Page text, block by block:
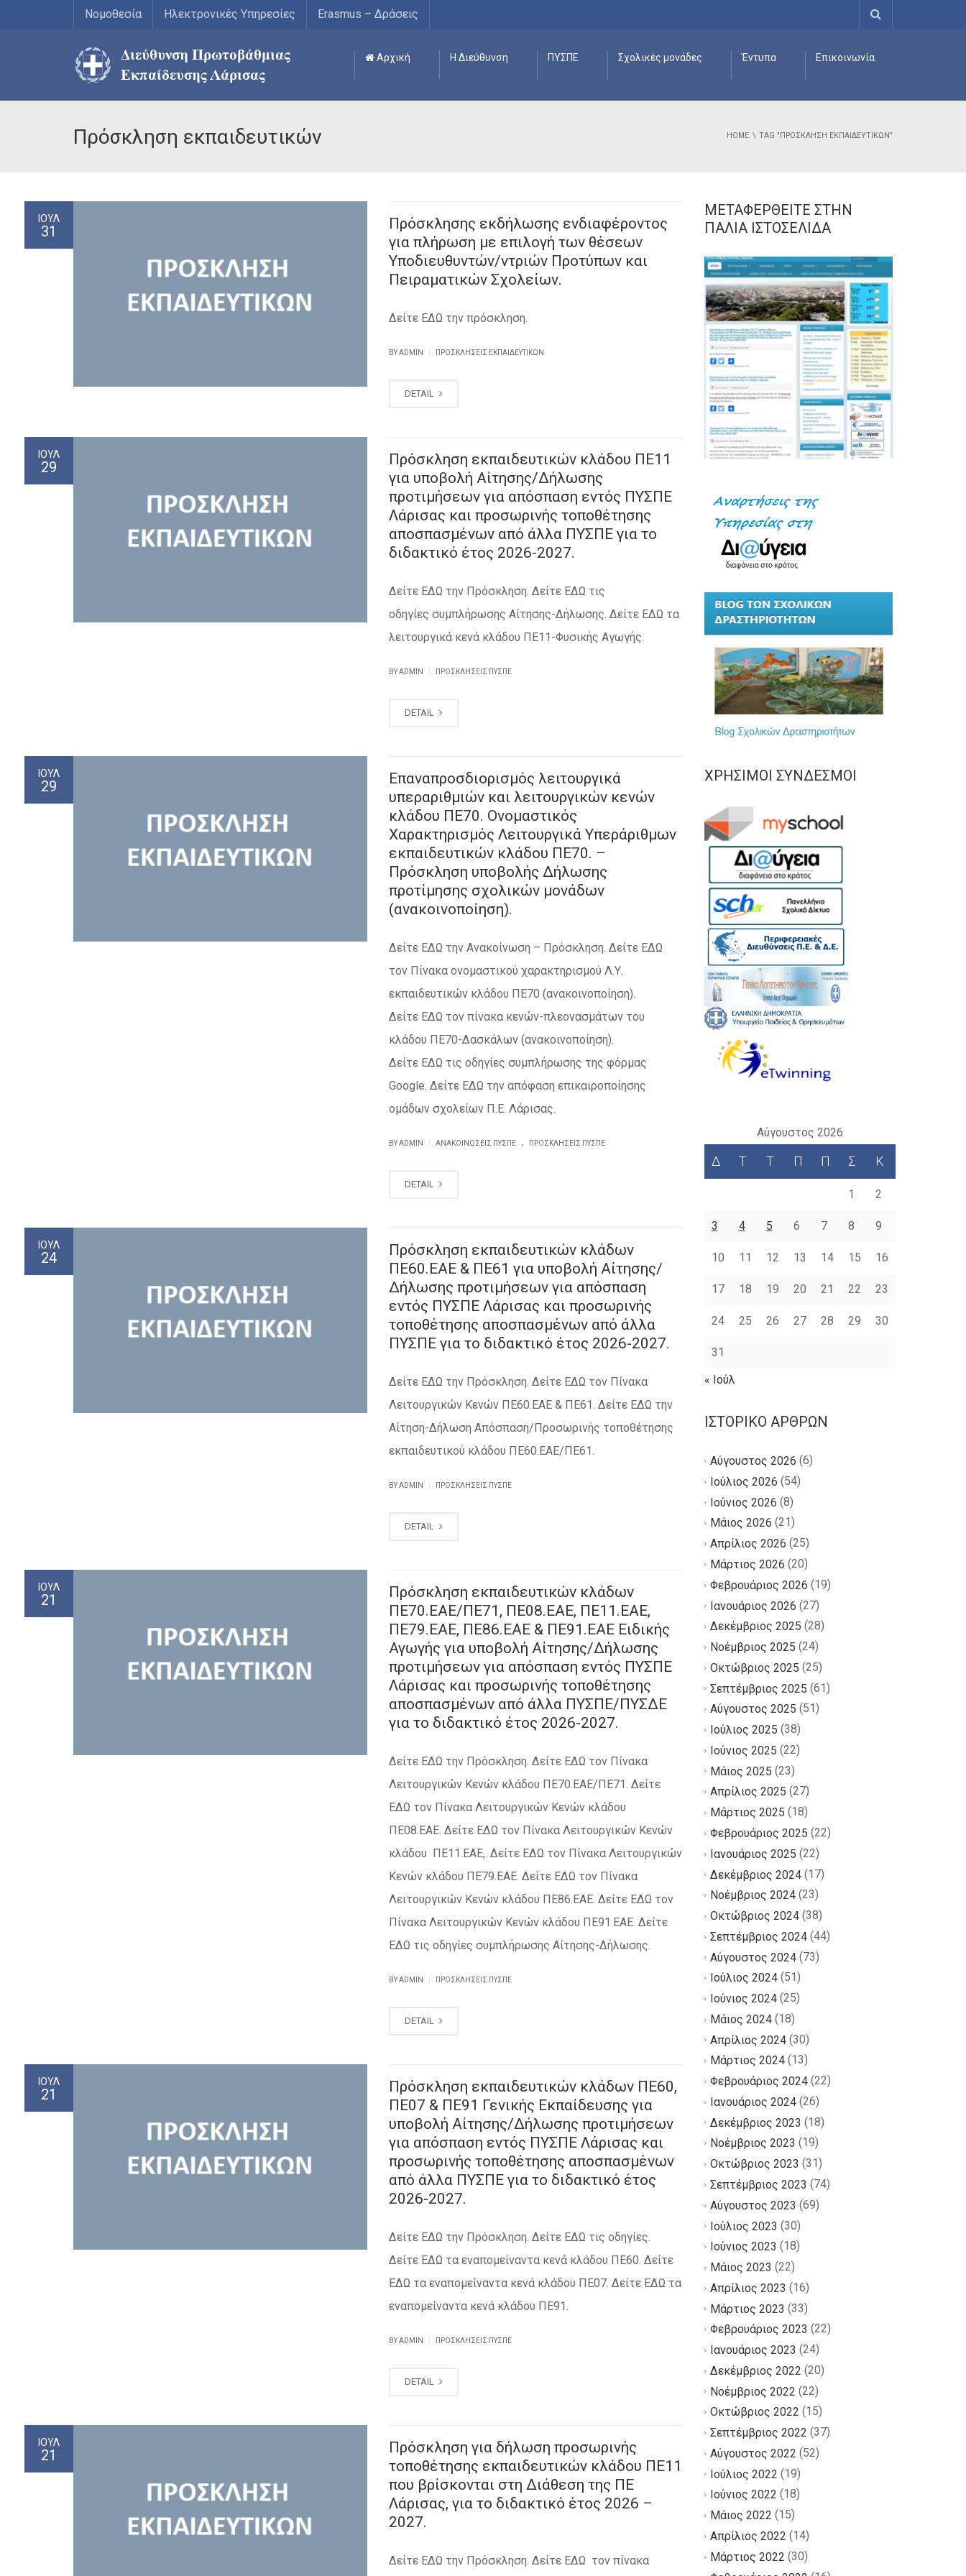
Νομοθεσία Ηλεκτρονικές Υπηρεσίες Erasmus – Δράσεις
Αρχική Η Διεύθυνση ΠΥΣΠΕ Σχολικές μονάδες Έντυπα Επικοινωνία
Πρόσκληση εκπαιδευτικών HOME TAG "ΠΡΌΣΚΛΗΣΗ ΕΚΠΑΙΔΕΥΤΙΚΏΝ"
ΙΟΎΛ
31
Πρόσκλησης εκδήλωσης ενδιαφέροντος
για πλήρωση με επιλογή των θέσεων
Υποδιευθυντών/ντριών Προτύπων και
Πειραματικών Σχολείων.
Δείτε ΕΔΩ την πρόσκληση.
BY ADMIN ΠΡΟΣΚΛΗΣΕΙΣ ΕΚΠΑΙΔΕΥΤΙΚΏΝ
DETAIL
ΙΟΎΛ
29
Πρόσκληση εκπαιδευτικών κλάδου ΠΕ11
για υποβολή Αίτησης/Δήλωσης
προτιμήσεων για απόσπαση εντός ΠΥΣΠΕ
Λάρισας και προσωρινής τοποθέτησης
αποσπασμένων από άλλα ΠΥΣΠΕ για το
διδακτικό έτος 2026-2027.
Δείτε ΕΔΩ την Πρόσκληση. Δείτε ΕΔΩ τις
οδηγίες συμπλήρωσης Αίτησης-Δήλωσης. Δείτε ΕΔΩ τα
λειτουργικά κενά κλάδου ΠΕ11-Φυσικής Αγωγής.
BY ADMIN ΠΡΟΣΚΛΉΣΕΙΣ ΠΥΣΠΕ
DETAIL
ΙΟΎΛ
29
Επαναπροσδιορισμός λειτουργικά
υπεραριθμιών και λειτουργικών κενών
κλάδου ΠΕ70. Ονομαστικός
Χαρακτηρισμός Λειτουργικά Υπεράριθμων
εκπαιδευτικών κλάδου ΠΕ70. –
Πρόσκληση υποβολής Δήλωσης
προτίμησης σχολικών μονάδων
(ανακοινοποίηση).
Δείτε ΕΔΩ την Ανακοίνωση – Πρόσκληση. Δείτε ΕΔΩ
τον Πίνακα ονομαστικού χαρακτηρισμού Λ.Υ.
εκπαιδευτικών κλάδου ΠΕ70 (ανακοινοποίηση).
Δείτε ΕΔΩ τον πίνακα κενών-πλεονασμάτων του
κλάδου ΠΕ70-Δασκάλων (ανακοινοποίηση).
Δείτε ΕΔΩ τις οδηγίες συμπλήρωσης της φόρμας
Google. Δείτε ΕΔΩ την απόφαση επικαιροποίησης
ομάδων σχολείων Π.Ε. Λάρισας.
BY ADMIN ΑΝΑΚΟΙΝΏΣΕΙΣ ΠΥΣΠΕ . ΠΡΟΣΚΛΉΣΕΙΣ ΠΥΣΠΕ
DETAIL
ΙΟΎΛ
24
Πρόσκληση εκπαιδευτικών κλάδων
ΠΕ60.ΕΑΕ & ΠΕ61 για υποβολή Αίτησης/
Δήλωσης προτιμήσεων για απόσπαση
εντός ΠΥΣΠΕ Λάρισας και προσωρινής
τοποθέτησης αποσπασμένων από άλλα
ΠΥΣΠΕ για το διδακτικό έτος 2026-2027.
Δείτε ΕΔΩ την Πρόσκληση. Δείτε ΕΔΩ τον Πίνακα
Λειτουργικών Κενών ΠΕ60.ΕΑΕ & ΠΕ61. Δείτε ΕΔΩ την
Αίτηση-Δήλωση Απόσπαση/Προσωρινής τοποθέτησης
εκπαιδευτικού κλάδου ΠΕ60.ΕΑΕ/ΠΕ61.
BY ADMIN ΠΡΟΣΚΛΉΣΕΙΣ ΠΥΣΠΕ
DETAIL
ΙΟΎΛ
21
Πρόσκληση εκπαιδευτικών κλάδων
ΠΕ70.ΕΑΕ/ΠΕ71, ΠΕ08.ΕΑΕ, ΠΕ11.ΕΑΕ,
ΠΕ79.ΕΑΕ, ΠΕ86.ΕΑΕ & ΠΕ91.ΕΑΕ Ειδικής
Αγωγής για υποβολή Αίτησης/Δήλωσης
προτιμήσεων για απόσπαση εντός ΠΥΣΠΕ
Λάρισας και προσωρινής τοποθέτησης
αποσπασμένων από άλλα ΠΥΣΠΕ/ΠΥΣΔΕ
για το διδακτικό έτος 2026-2027.
Δείτε ΕΔΩ την Πρόσκληση. Δείτε ΕΔΩ τον Πίνακα
Λειτουργικών Κενών κλάδου ΠΕ70.ΕΑΕ/ΠΕ71. Δείτε
ΕΔΩ τον Πίνακα Λειτουργικών Κενών κλάδου
ΠΕ08.ΕΑΕ. Δείτε ΕΔΩ τον Πίνακα Λειτουργικών Κενών
κλάδου ΠΕ11.ΕΑΕ,. Δείτε ΕΔΩ τον Πίνακα Λειτουργικών
Κενών κλάδου ΠΕ79.ΕΑΕ. Δείτε ΕΔΩ τον Πίνακα
Λειτουργικών Κενών κλάδου ΠΕ86.ΕΑΕ. Δείτε ΕΔΩ τον
Πίνακα Λειτουργικών Κενών κλάδου ΠΕ91.ΕΑΕ. Δείτε
ΕΔΩ τις οδηγίες συμπλήρωσης Αίτησης-Δήλωσης.
BY ADMIN ΠΡΟΣΚΛΉΣΕΙΣ ΠΥΣΠΕ
DETAIL
ΙΟΎΛ
21
Πρόσκληση εκπαιδευτικών κλάδων ΠΕ60,
ΠΕ07 & ΠΕ91 Γενικής Εκπαίδευσης για
υποβολή Αίτησης/Δήλωσης προτιμήσεων
για απόσπαση εντός ΠΥΣΠΕ Λάρισας και
προσωρινής τοποθέτησης αποσπασμένων
από άλλα ΠΥΣΠΕ για το διδακτικό έτος
2026-2027.
Δείτε ΕΔΩ την Πρόσκληση. Δείτε ΕΔΩ τις οδηγίες.
Δείτε ΕΔΩ τα εναπομείναντα κενά κλάδου ΠΕ60. Δείτε
ΕΔΩ τα εναπομείναντα κενά κλάδου ΠΕ07. Δείτε ΕΔΩ τα
εναπομείναντα κενά κλάδου ΠΕ91.
BY ADMIN ΠΡΟΣΚΛΉΣΕΙΣ ΠΥΣΠΕ
DETAIL
ΙΟΎΛ
21
Πρόσκληση για δήλωση προσωρινής
τοποθέτησης εκπαιδευτικών κλάδου ΠΕ11
που βρίσκονται στη Διάθεση της ΠΕ
Λάρισας, για το διδακτικό έτος 2026 –
2027.
Δείτε ΕΔΩ την Πρόσκληση. Δείτε ΕΔΩ τον πίνακα
ΜΕΤΑΦΕΡΘΕΊΤΕ ΣΤΗΝ
ΠΑΛΙΆ ΙΣΤΟΣΕΛΊΔΑ
ΧΡΉΣΙΜΟΙ ΣΎΝΔΕΣΜΟΙ
Αύγουστος 2026
Δ Τ Τ Π Π Σ Κ
1 2
3 4 5 6 7 8 9
10 11 12 13 14 15 16
17 18 19 20 21 22 23
24 25 26 27 28 29 30
31
« Ιούλ
ΙΣΤΟΡΙΚΌ ΆΡΘΡΩΝ
Αύγουστος 2026 (6)
Ιούλιος 2026 (54)
Ιούνιος 2026 (8)
Μάιος 2026 (21)
Απρίλιος 2026 (25)
Μάρτιος 2026 (20)
Φεβρουάριος 2026 (19)
Ιανουάριος 2026 (27)
Δεκέμβριος 2025 (28)
Νοέμβριος 2025 (24)
Οκτώβριος 2025 (25)
Σεπτέμβριος 2025 (61)
Αύγουστος 2025 (51)
Ιούλιος 2025 (38)
Ιούνιος 2025 (22)
Μάιος 2025 (23)
Απρίλιος 2025 (27)
Μάρτιος 2025 (18)
Φεβρουάριος 2025 (22)
Ιανουάριος 2025 (22)
Δεκέμβριος 2024(17)
Νοέμβριος 2024(23)
Οκτώβριος 2024(38)
Σεπτέμβριος 2024(44)
Αύγουστος 2024(73)
Ιούλιος 2024(51)
Ιούνιος 2024(25)
Μάιος 2024(18)
Απρίλιος 2024(30)
Μάρτιος 2024(13)
Φεβρουάριος 2024(22)
Ιανουάριος 2024(26)
Δεκέμβριος 2023 (18)
Νοέμβριος 2023 (19)
Οκτώβριος 2023 (31)
Σεπτέμβριος 2023 (74)
Αύγουστος 2023 (69)
Ιούλιος 2023 (30)
Ιούνιος 2023 (18)
Μάιος 2023 (22)
Απρίλιος 2023 (16)
Μάρτιος 2023 (33)
Φεβρουάριος 2023 (22)
Ιανουάριος 2023 (24)
Δεκέμβριος 2022 (20)
Νοέμβριος 2022 (22)
Οκτώβριος 2022 (15)
Σεπτέμβριος 2022 (37)
Αύγουστος 2022 (52)
Ιούλιος 2022 (19)
Ιούνιος 2022 (18)
Μάιος 2022 (15)
Απρίλιος 2022 (14)
Μάρτιος 2022 (30)